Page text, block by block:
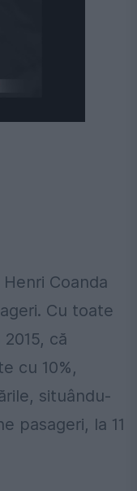
Coanda
Cu toate
că
cu 10%,
situându-
pasageri, la 11